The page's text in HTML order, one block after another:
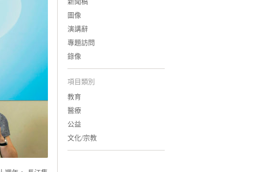
新聞稿
圖像
演講辭
專題訪問
錄像
項目類別
教育
醫療
公益
文化/宗教